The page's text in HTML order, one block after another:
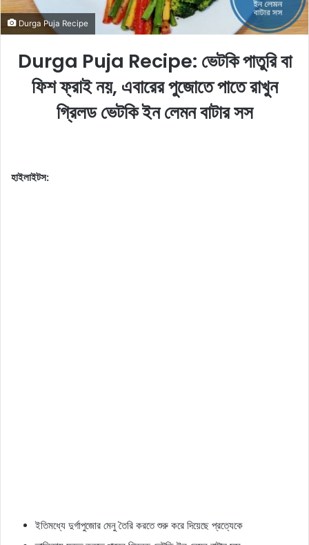
Durga Puja Recipe
Durga Puja Recipe: ভেটকি পাতুরি বা
ফিশ ফ্রাই নয়, এবারের পুজোতে পাতে রাখুন
গ্রিলড ভেটকি ইন লেমন বাটার সস
হাইলাইটস:
ইতিমধ্যে দুর্গাপুজোর মেনু তৈরি করতে শুরু করে দিয়েছে প্রত্যেকে